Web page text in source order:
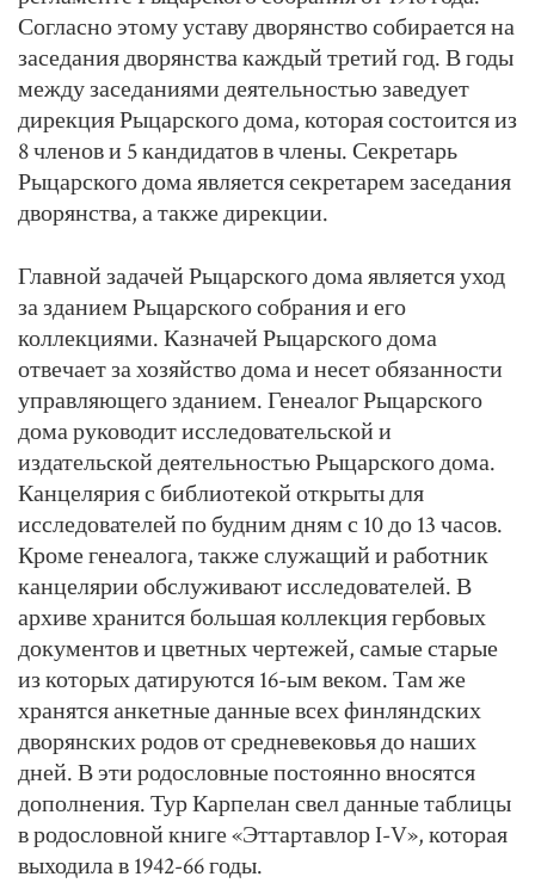
Согласно этому уставу дворянство собирается на
заседания дворянства каждый третий год. В годы
между заседаниями деятельностью заведует
дирекция Рыцарского дома, которая состоится из
8 членов и 5 кандидатов в члены. Секретарь
Рыцарского дома является секретарем заседания
дворянства, а также дирекции.
Главной задачей Рыцарского дома является уход
за зданием Рыцарского собрания и его
коллекциями. Казначей Рыцарского дома
отвечает за хозяйство дома и несет обязанности
управляющего зданием. Генеалог Рыцарского
дома руководит исследовательской и
издательской деятельностью Рыцарского дома.
Канцелярия с библиотекой открыты для
исследователей по будним дням с 10 до 13 часов.
Кроме генеалога, также служащий и работник
канцелярии обслуживают исследователей. В
архиве хранится большая коллекция гербовых
документов и цветных чертежей, самые старые
из которых датируются 16-ым веком. Там же
хранятся анкетные данные всех финляндских
дворянских родов от средневековья до наших
дней. В эти родословные постоянно вносятся
дополнения. Тур Карпелан свел данные таблицы
в родословной книге «Эттартавлор I-V», которая
выходила в 1942-66 годы.